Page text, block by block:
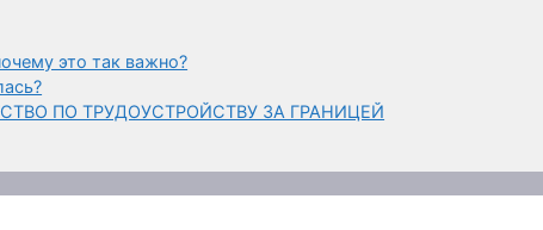
это так важно?
ПО ТРУДОУСТРОЙСТВУ ЗА ГРАНИЦЕЙ